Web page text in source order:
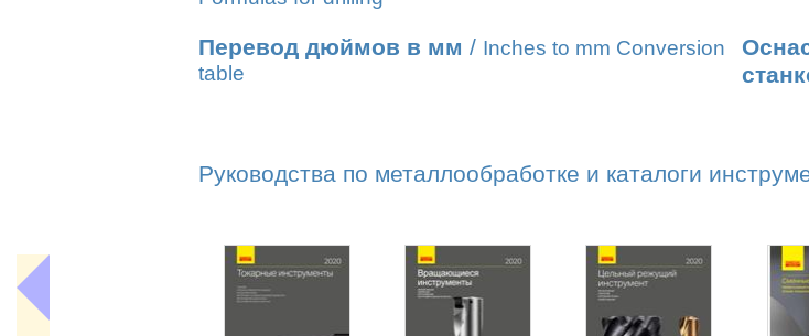
Перевод дюймов в мм / Inches to mm Conversion
table
Руководства по металлообработке и каталоги